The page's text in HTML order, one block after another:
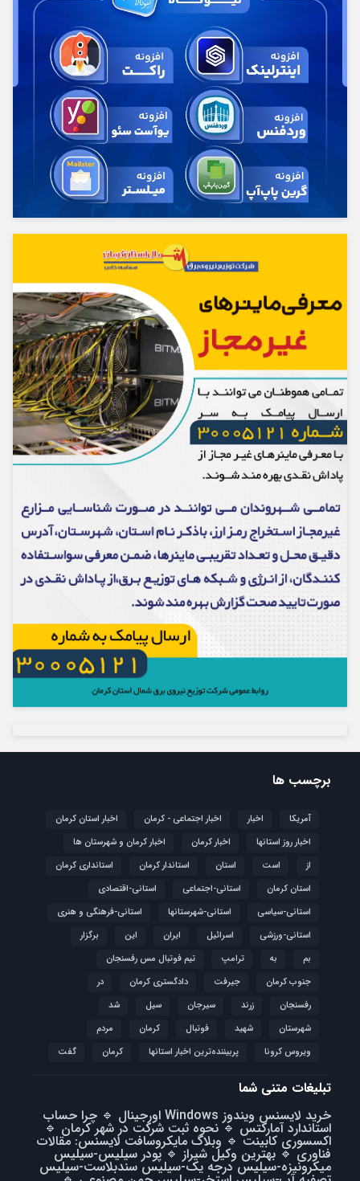
برچسب ها
آمریکا اخبار اخبار اجتماعی - کرمان
اخبار استان کرمان
اخبار روز استانها
اخبار کرمان
اخبار کرمان و شهرستان ها
از
است استان استاندار کرمان
استانداری کرمان
استان کرمان
استانی-اجتماعی
استانی-اقتصادی
استانی-سیاسی
استانی-شهرستانها
استانی-فرهنگی و هنری
استانی-ورزشی
اسرائیل ایران این
برگزار
بم
به ترامپ
تیم فوتبال مس رفسنجان
جنوب کرمان
جیرفت دادگستری کرمان
در
رفسنجان
زرند سیرجان سیل
شد
شهرستان
شهید فوتبال كرمان
مردم
ویروس کرونا
پربیننده‌ترین اخبار استانها کرمان گفت
تبلیغات متنی شما
خرید لایسنس ویندوز Windows اورجینال
🔹 چرا حساب
استاندارد آمارکتس 🔹نحوه ثبت شرکت در شهر کرمان 🔹
اکسسوری کابینت 🔹 وبلاگ مایکروسافت لایسنس: مقالات
فناوری🔹 بهترین وکیل شیراز 🔹پودر سیلیس-سیلیس
میکرونیزه-سیلیس درجه یک-سیلیس سندبلاست-سیلیس